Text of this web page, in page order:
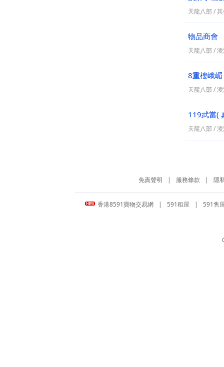
天龍八部/
物品商會
天龍八部/
8重樓峨嵋
天龍八部/
119武當(
天龍八部/
免責聲明 | 服務條款 | 隱
香港8591寶物交易網 | 591租屋 | 591售